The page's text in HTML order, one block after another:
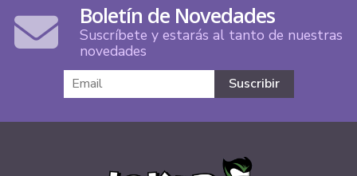
Boletín de Novedades
Suscríbete y estarás al tanto de nuestras
novedades